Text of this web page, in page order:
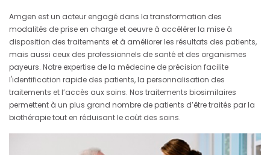
Amgen est un acteur engagé dans la transformation des
modalités de prise en charge et oeuvre à accélérer la mise à
disposition des traitements et à améliorer les résultats des patients,
mais aussi ceux des professionnels de santé et des organismes
payeurs. Notre expertise de la médecine de précision facilite
l'identification rapide des patients, la personnalisation des
traitements et l’accès aux soins. Nos traitements biosimilaires
permettent à un plus grand nombre de patients d’être traités par la
biothérapie tout en réduisant le coût des soins.